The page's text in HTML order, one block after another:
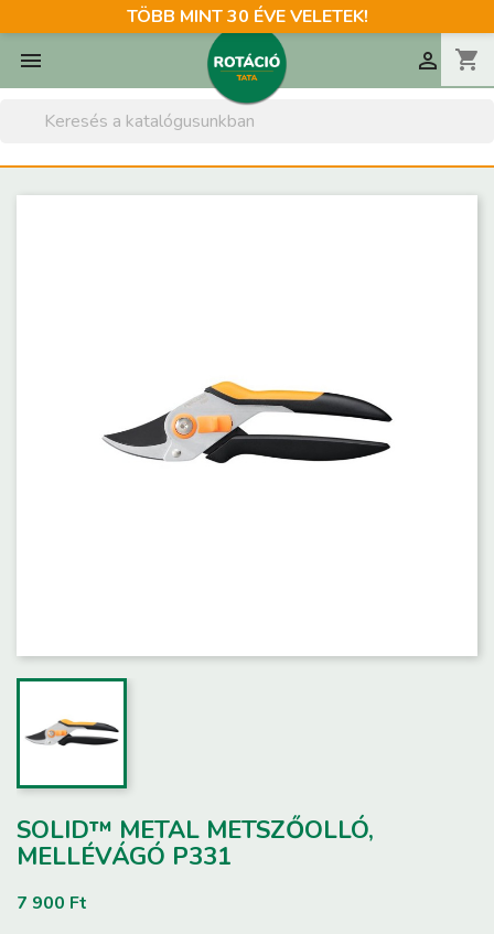
TÖBB MINT 30 ÉVE VELETEK!
 shopping_cart

SOLID™ METAL METSZŐOLLÓ,
MELLÉVÁGÓ P331
7 900 Ft